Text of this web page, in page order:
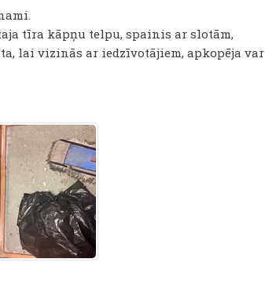
tīra kāpņu telpu, spainis ar slotām,
lai vizinās ar iedzīvotājiem, apkopēja var